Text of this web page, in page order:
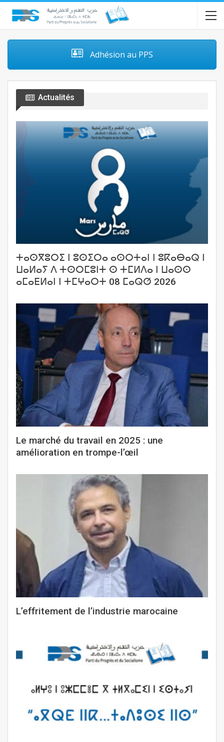
Adhésion au PPS
Actualités
ⵜⴰⵙⴳⵓⵔⵉ ⵏ ⵓⵙⵉⵔⴰ ⴰⵙⵔⵜⴰⵏ ⵏ ⵓⴽⴰⴱⴰⵕ ⵏ
ⵡⴰⵍⴰⵢ ⴷ ⵜⵙⵔⵎⵓⵏⵜ ⵙ ⵜⵎⵍⴷⴰ ⵏ ⵡⴰⵙⵙ
ⴰⵎⴰⴹⵍⴰⵏ ⵏ ⵜⵎⵖⴰⵔⵜ 08 ⵎⴰⵕⵚ 2026
Le marché du travail en 2025 : une
amélioration en trompe-l’œil
L’effritement de l’industrie marocaine